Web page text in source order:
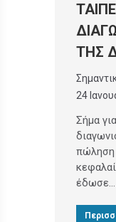
ΤΗΣ
24
Σήμα
πώληση
έδωσε…